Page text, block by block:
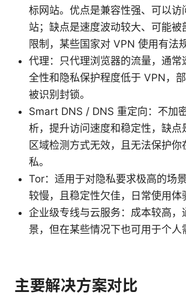
标网站。优点是兼容性强、可以访
站；缺点是速度波动较大、可能被
限制，某些国家对 VPN 使用有法
代理：只代理浏览器的流量，通常
全性和隐私保护程度低于 VPN，
被识别封锁。
Smart DNS / DNS 重定向：不加
析，提升访问速度和稳定性，缺点
区域检测方式无效，且无法保护你
私。
Tor：适用于对隐私要求极高的场
较慢，且稳定性欠佳，日常使用体
企业级专线与云服务：成本较高，
景，但在某些情况下也可用于个人
主要解决方案对比